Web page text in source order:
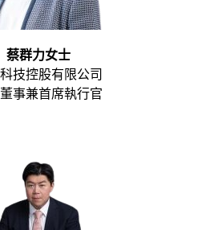
蔡群力女士
技控股有限公司
事兼首席執行官